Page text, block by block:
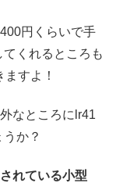
円くらいで手
くれるところも
すよ！
なところにlr41
か？
れている小型